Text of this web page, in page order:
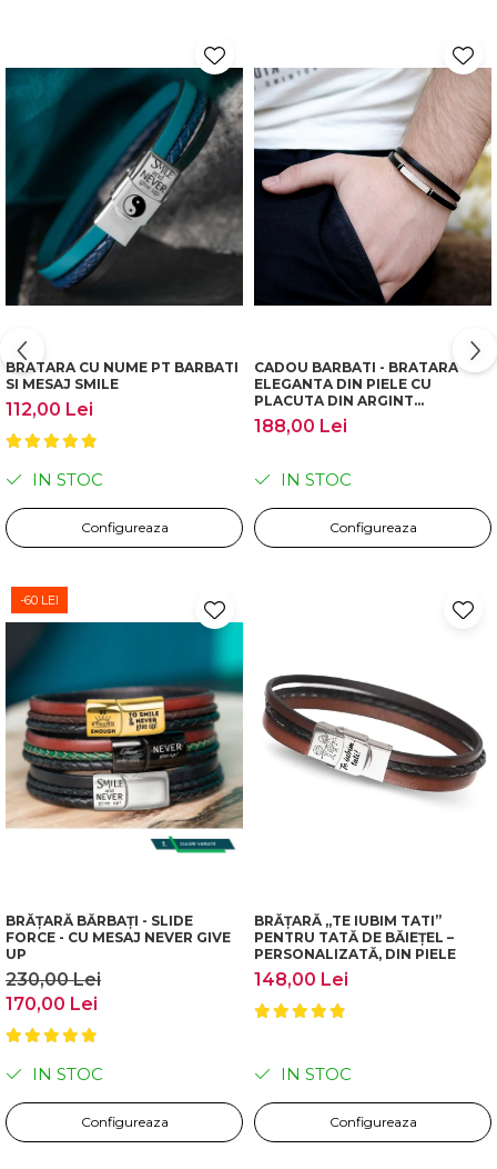
BRATARA CU NUME PT BARBATI
SI MESAJ SMILE
112,00 Lei
IN STOC
Configureaza
CADOU BARBATI - BRATARA
ELEGANTA DIN PIELE CU
PLACUTA DIN ARGINT
PERSONALIZABILA
188,00 Lei
IN STOC
Configureaza
-60 LEI
BRĂȚARĂ BĂRBAȚI - SLIDE
FORCE - CU MESAJ NEVER GIVE
UP
230,00 Lei
170,00 Lei
IN STOC
Configureaza
BRĂȚARĂ „TE IUBIM TATI”
PENTRU TATĂ DE BĂIEȚEL –
PERSONALIZATĂ, DIN PIELE
148,00 Lei
IN STOC
Configureaza